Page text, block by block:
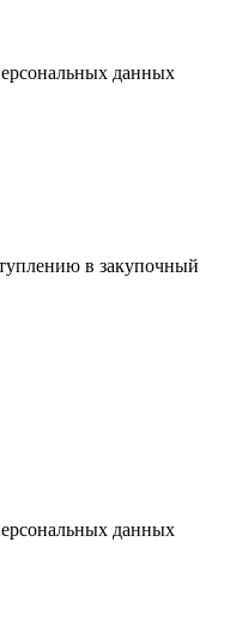
данных
в закупочный
данных